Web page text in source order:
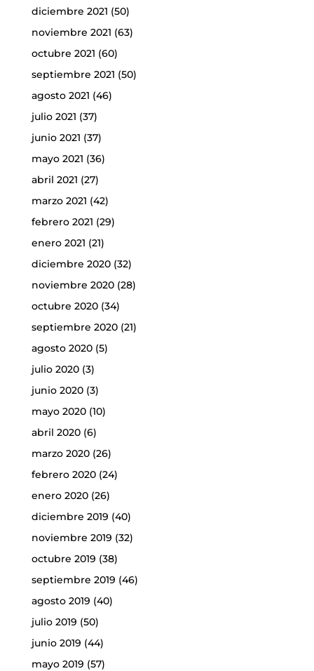
diciembre 2021 (50)
noviembre 2021 (63)
octubre 2021 (60)
septiembre 2021 (50)
agosto 2021 (46)
julio 2021 (37)
junio 2021 (37)
mayo 2021 (36)
abril 2021 (27)
marzo 2021 (42)
febrero 2021 (29)
enero 2021 (21)
diciembre 2020(32)
noviembre 2020(28)
octubre 2020(34)
septiembre 2020(21)
agosto 2020(5)
julio 2020(3)
junio 2020(3)
mayo 2020(10)
abril 2020(6)
marzo 2020(26)
febrero 2020(24)
enero 2020(26)
diciembre 2019 (40)
noviembre 2019 (32)
octubre 2019 (38)
septiembre 2019 (46)
agosto 2019 (40)
julio 2019 (50)
junio 2019 (44)
mayo 2019 (57)